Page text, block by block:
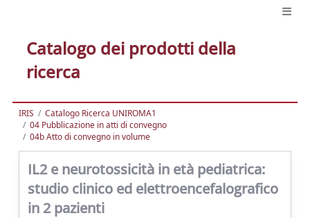
Catalogo dei prodotti della
ricerca
IRIS
Catalogo Ricerca UNIROMA1
04 Pubblicazione in atti di convegno
04b Atto di convegno in volume
IL2 e neurotossicità in età pediatrica:
studio clinico ed elettroencefalografico
in 2 pazienti